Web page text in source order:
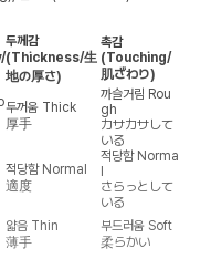
두께감
(Thickness/生
地の厚さ)
촉감
(Touching/
肌ざわり)
두꺼움 Thick
厚手
까슬거림 Rou
gh
カサカサして
いる
적당함 Normal
適度
적당함 Norma
l
さらっとして
いる
얇음 Thin
薄手
부드러움 Soft
柔らかい